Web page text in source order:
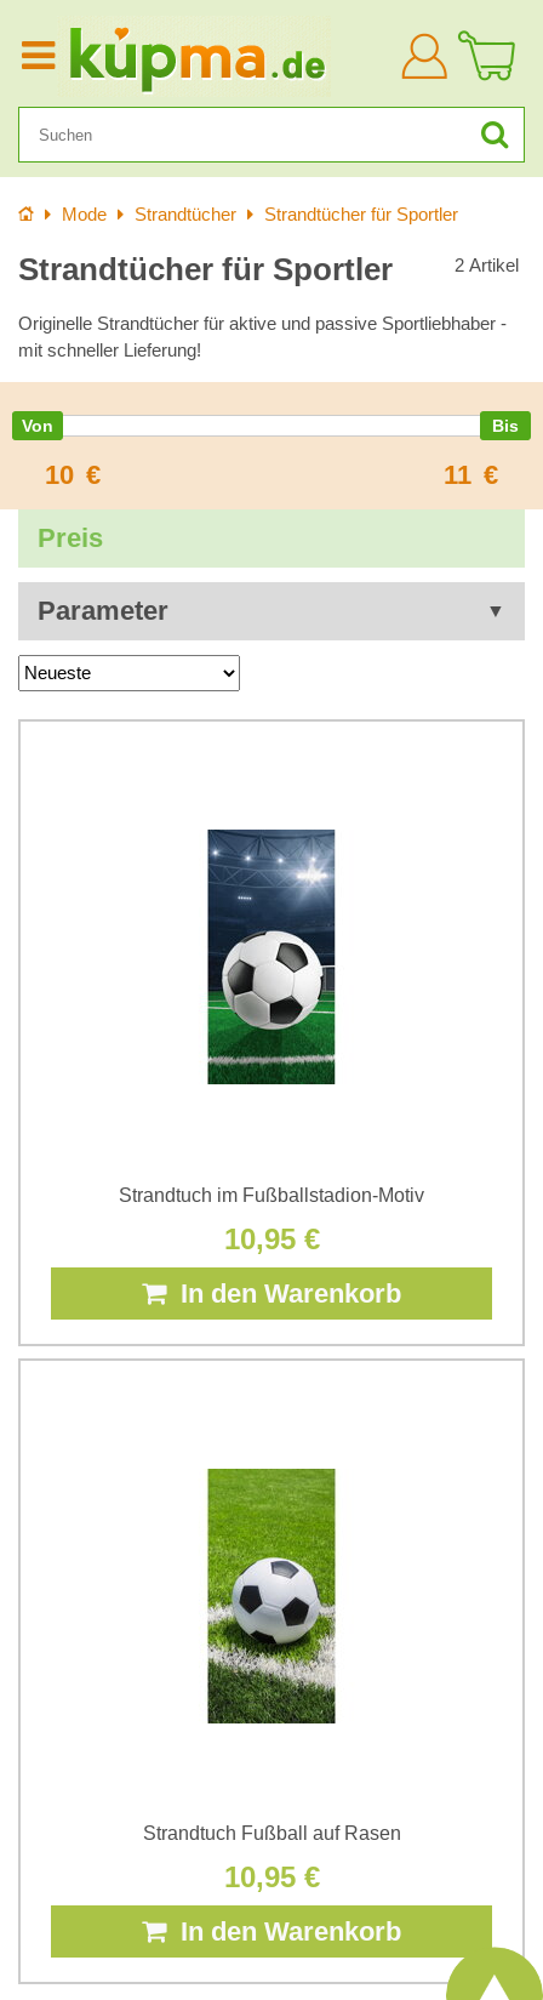
Anmelden
Startseite
Mode Strandtücher Strandtücher für Sportler
Strandtücher für Sportler 2 Artikel
Originelle Strandtücher für aktive und passive Sportliebhaber -
mit schneller Lieferung!
10 € 11 €
Preis
Parameter
Strandtuch im Fußballstadion-Motiv
10,95 €
In den Warenkorb
Strandtuch Fußball auf Rasen
10,95 €
In den Warenkorb